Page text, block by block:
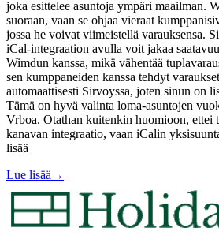
joka esittelee asuntoja ympäri maailman.
suoraan, vaan se ohjaa vieraat
jossa he voivat viimeistellä varauksensa.
iCal-integraation avulla voit jakaa
Wimdun kanssa, mikä vähentää
sen kumppaneiden kanssa tehdyt
automaattisesti Sirvoyssa, joten sinun on
Tämä on hyvä valinta loma-asuntojen
Vrboa. Otathan kuitenkin huomioon, ettei
kanavan integraatio, vaan iCalin
lisää
Lue lisää →